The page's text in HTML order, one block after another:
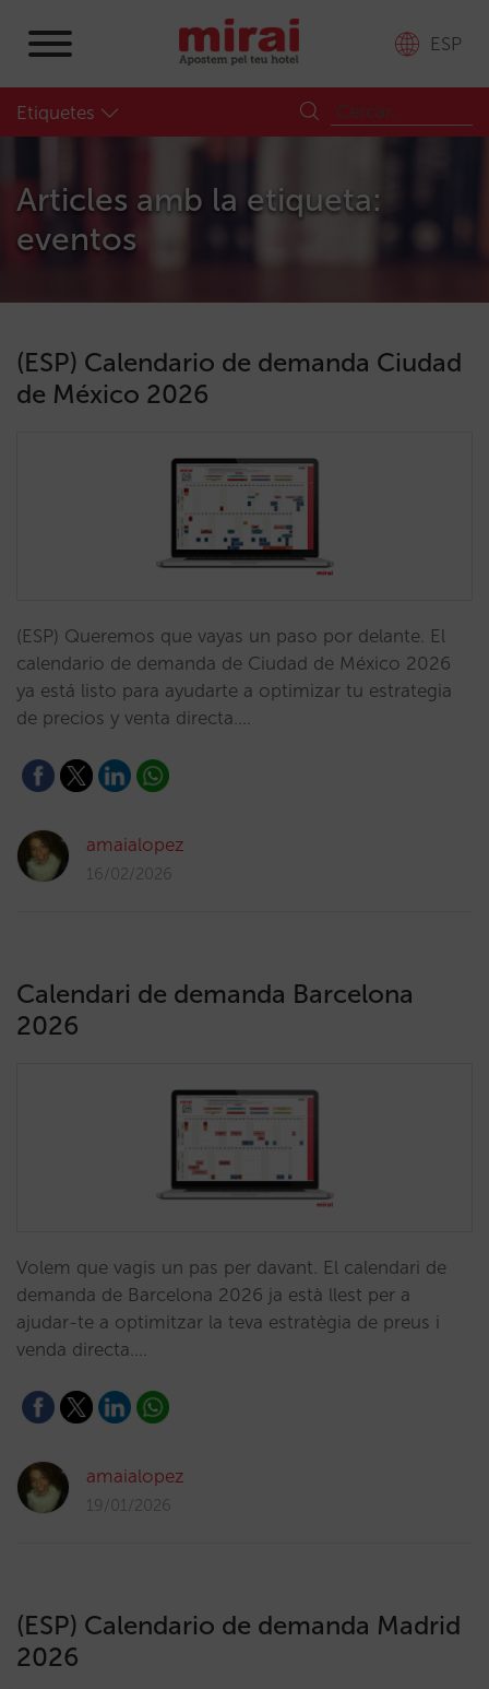
ESP
Etiquetes
Articles amb la etiqueta:
eventos
(ESP) Calendario de demanda Ciudad
de México 2026
(ESP) Queremos que vayas un paso por delante. El
calendario de demanda de Ciudad de México 2026
ya está listo para ayudarte a optimizar tu estrategia
de precios y venta directa.…
amaialopez
16/02/2026
Calendari de demanda Barcelona
2026
Volem que vagis un pas per davant. El calendari de
demanda de Barcelona 2026 ja està llest per a
ajudar-te a optimitzar la teva estratègia de preus i
venda directa.…
amaialopez
19/01/2026
(ESP) Calendario de demanda Madrid
2026